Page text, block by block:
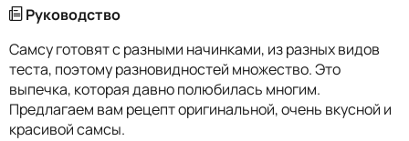
Руководство
Самсу готовят с разными начинками, из разных видов
теста, поэтому разновидностей множество. Это
выпечка, которая давно полюбилась многим.
Предлагаем вам рецепт оригинальной, очень вкусной и
красивой самсы.